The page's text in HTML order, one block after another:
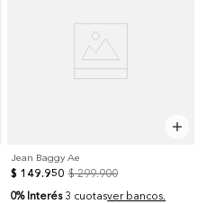
Jean Baggy Ae
$ 149.950 $ 299.900
0% Interés 3 cuotasver bancos.